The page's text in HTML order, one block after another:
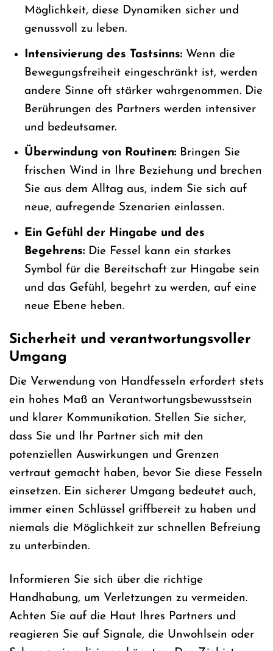
Möglichkeit, diese Dynamiken sicher und
genussvoll zu leben.
Intensivierung des Tastsinns:Wenn die
Bewegungsfreiheit eingeschränkt ist, werden
andere Sinne oft stärker wahrgenommen. Die
Berührungen des Partners werden intensiver
und bedeutsamer.
Überwindung von Routinen:Bringen Sie
frischen Wind in Ihre Beziehung und brechen
Sie aus dem Alltag aus, indem Sie sich auf
neue, aufregende Szenarien einlassen.
Ein Gefühl der Hingabe und des
Begehrens:Die Fessel kann ein starkes
Symbol für die Bereitschaft zur Hingabe sein
und das Gefühl, begehrt zu werden, auf eine
neue Ebene heben.
Sicherheit und verantwortungsvoller
Umgang
Die Verwendung von Handfesseln erfordert stets
ein hohes Maß an Verantwortungsbewusstsein
und klarer Kommunikation. Stellen Sie sicher,
dass Sie und Ihr Partner sich mit den
potenziellen Auswirkungen und Grenzen
vertraut gemacht haben, bevor Sie diese Fesseln
einsetzen. Ein sicherer Umgang bedeutet auch,
immer einen Schlüssel griffbereit zu haben und
niemals die Möglichkeit zur schnellen Befreiung
zu unterbinden.
Informieren Sie sich über die richtige
Handhabung, um Verletzungen zu vermeiden.
Achten Sie auf die Haut Ihres Partners und
reagieren Sie auf Signale, die Unwohlsein oder